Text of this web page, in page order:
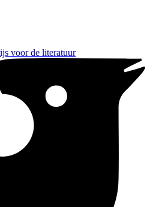
voor de literatuur